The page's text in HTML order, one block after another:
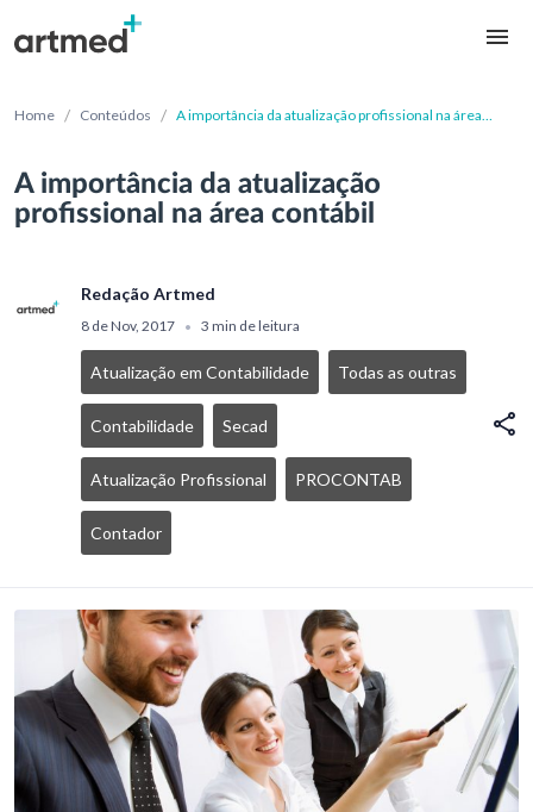
Home / Conteúdos / A importância da atualização profissional na área
A importância da atualização
profissional na área contábil
Redação Artmed
8 de Nov, 2017 • 3 min de leitura
Atualização em Contabilidade Todas as outras
Contabilidade Secad
Atualização Profissional PROCONTAB
Contador